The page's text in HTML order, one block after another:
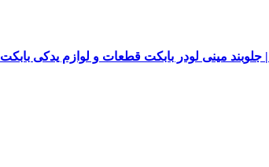
| جلوبند مینی لودر بابکت قطعات و لوازم یدکی بابکت